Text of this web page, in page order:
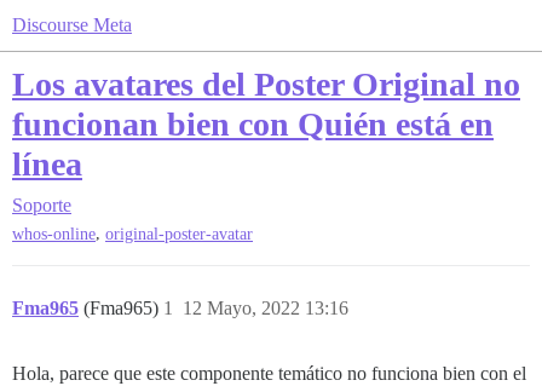
Discourse Meta
Los avatares del Poster Original no
funcionan bien con Quién está en
línea
Soporte
whos-online, original-poster-avatar
Fma965 (Fma965) 12 Mayo, 2022 13:16
1
Hola, parece que este componente temático no funciona bien con el